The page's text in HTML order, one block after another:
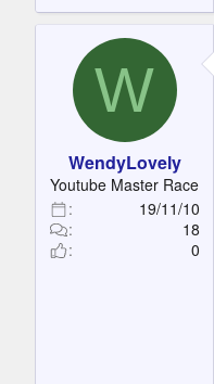
W
WendyLovely
Youtube Master Race
19/11/10
18
0